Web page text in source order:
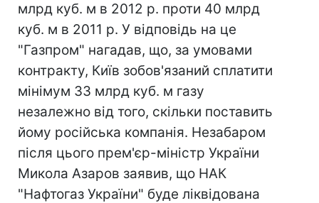
млрд куб. м в 2012 р. проти 40 млрд
куб. м в 2011 р. У відповідь на це
"Газпром" нагадав, що, за умовами
контракту, Київ зобов'язаний сплатити
мінімум 33 млрд куб. м газу
незалежно від того, скільки поставить
йому російська компанія. Незабаром
після цього прем'єр-міністр України
Микола Азаров заявив, що НАК
"Нафтогаз України" буде ліквідована